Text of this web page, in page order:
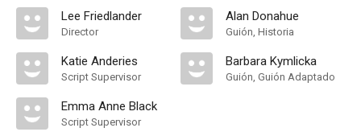
Lee Friedlander
Director
Katie Anderies
Script Supervisor
Emma Anne Black
Script Supervisor
Alan Donahue
Guión, Historia
Barbara Kymlicka
Guión, Guión Adaptado